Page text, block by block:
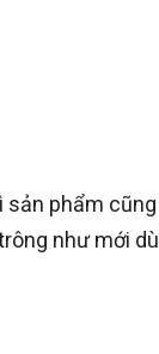
sản phẩm cũng
như mới dù